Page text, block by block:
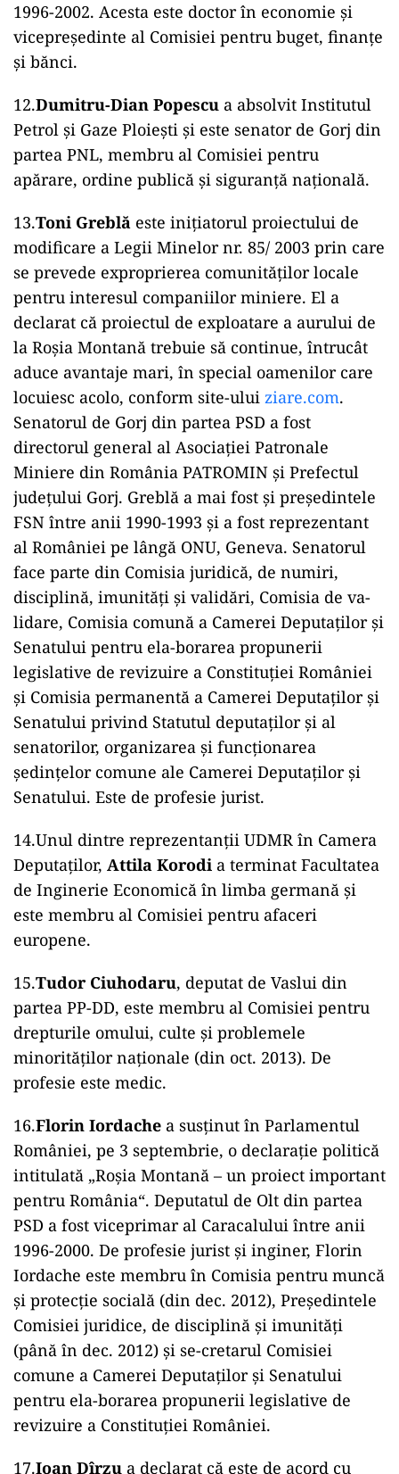
1996-2002. Acesta este doctor în economie și
vicepreședinte al Comisiei pentru buget, finanţe
şi bănci.
12.Dumitru-Dian Popescu a absolvit Institutul
Petrol și Gaze Ploiești și este senator de Gorj din
partea PNL, membru al Comisiei pentru
apărare, ordine publică şi siguranţă naţională.
13.Toni Greblă este inițiatorul proiectului de
modificare a Legii Minelor nr. 85/ 2003 prin care
se prevede exproprierea comunităților locale
pentru interesul companiilor miniere. El a
declarat că proiectul de exploatare a aurului de
la Roșia Montană trebuie să continue, întrucât
aduce avantaje mari, în special oamenilor care
locuiesc acolo, conform site-ului ziare.com.
Senatorul de Gorj din partea PSD a fost
directorul general al Asociaţiei Patronale
Miniere din România PATROMIN și Prefectul
județului Gorj. Greblă a mai fost și președintele
FSN între anii 1990-1993 și a fost reprezentant
al României pe lângă ONU, Geneva. Senatorul
face parte din Comisia juridică, de numiri,
disciplină, imunităţi şi validări, Comisia de va-
lidare, Comisia comună a Camerei Deputaţilor şi
Senatului pentru ela-borarea propunerii
legislative de revizuire a Constituţiei României
și Comisia permanentă a Camerei Deputaţilor şi
Senatului privind Statutul deputaţilor şi al
senatorilor, organizarea şi funcţionarea
şedinţelor comune ale Camerei Deputaţilor şi
Senatului. Este de profesie jurist.
14.Unul dintre reprezentanții UDMR în Camera
Deputaților, Attila Korodi a terminat Facultatea
de Inginerie Economică în limba germană și
este membru al Comisiei pentru afaceri
europene.
15.Tudor Ciuhodaru, deputat de Vaslui din
partea PP-DD, este membru al Comisiei pentru
drepturile omului, culte şi problemele
minorităţilor naţionale (din oct. 2013). De
profesie este medic.
16.Florin Iordache a susținut în Parlamentul
României, pe 3 septembrie, o declarație politică
intitulată „Roșia Montană – un proiect important
pentru România“. Deputatul de Olt din partea
PSD a fost viceprimar al Caracalului între anii
1996-2000. De profesie jurist și inginer, Florin
Iordache este membru în Comisia pentru muncă
şi protecţie socială (din dec. 2012), Preşedintele
Comisiei juridice, de disciplină şi imunităţi
(până în dec. 2012) și se-cretarul Comisiei
comune a Camerei Deputaţilor şi Senatului
pentru ela-borarea propunerii legislative de
revizuire a Constituţiei României.
17.Ioan Dîrzu a declarat că este de acord cu